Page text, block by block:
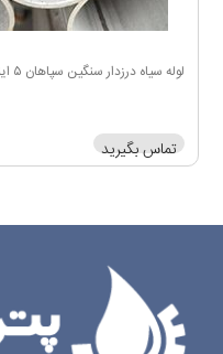
لوله سیاه درزدار سنگین سپاهان ۵ اینچ
تماس بگیرید